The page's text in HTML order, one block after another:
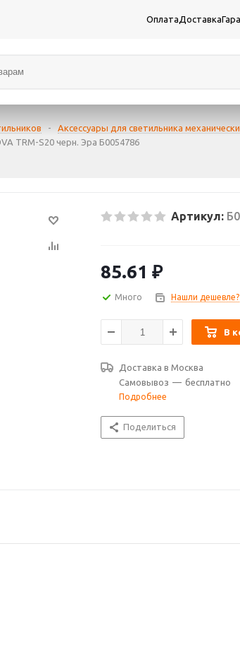
ОплатаДоставка
- Аксессуары для светильника
TRM-S20 черн. Эра Б0054786
Артикул:
85.61 ₽
Много Нашли дешевле?
В
Доставка в Москва
Самовывоз — бесплатно
Подробнее
Поделиться